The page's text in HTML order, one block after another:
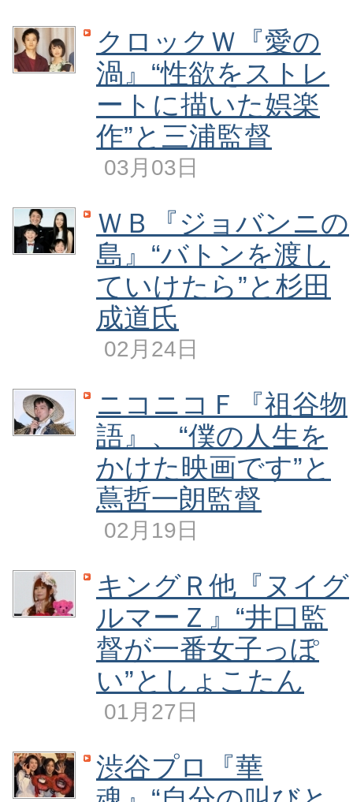
クロックＷ『愛の
渦』“性欲をストレ
ートに描いた娯楽
作”と三浦監督
03月03日
ＷＢ『ジョバンニの
島』“バトンを渡し
ていけたら”と杉田
成道氏
02月24日
ニコニコＦ『祖谷物
語』、“僕の人生を
かけた映画です”と
蔦哲一朗監督
02月19日
キングＲ他『ヌイグ
ルマーＺ』“井口監
督が一番女子っぽ
い”としょこたん
01月27日
渋谷プロ『華